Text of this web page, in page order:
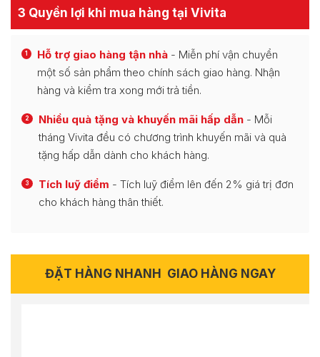
3 Quyền lợi khi mua hàng tại Vivita
1 Hỗ trợ giao hàng tận nhà - Miễn phí vận chuyển
một số sản phẩm theo chính sách giao hàng. Nhận
hàng và kiểm tra xong mới trả tiền.
2 Nhiều quà tặng và khuyến mãi hấp dẫn - Mỗi
tháng Vivita đều có chương trình khuyến mãi và quà
tặng hấp dẫn dành cho khách hàng.
3 Tích luỹ điểm - Tích luỹ điểm lên đến 2% giá trị đơn
cho khách hàng thân thiết.
ĐẶT HÀNG NHANH GIAO HÀNG NGAY